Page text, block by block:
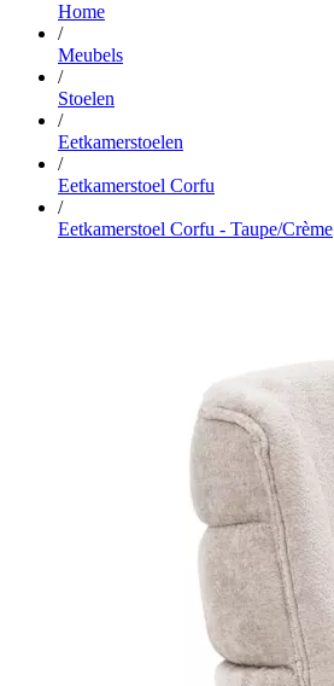
Home
/
Meubels
/
Stoelen
/
Eetkamerstoelen
/
Eetkamerstoel Corfu
/
Eetkamerstoel Corfu - Taupe/Crème